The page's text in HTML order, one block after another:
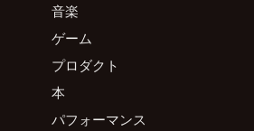
音楽
ゲーム
プロダクト
本
パフォーマンス